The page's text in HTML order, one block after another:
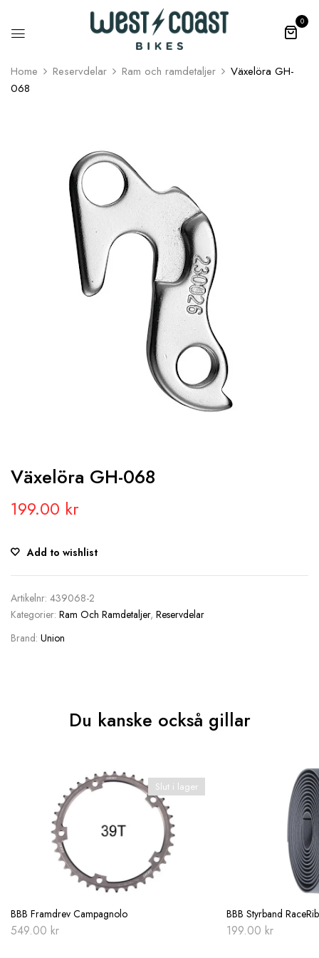
0
Home Reservdelar Ram och ramdetaljer
Växelöra GH-
068
Växelöra GH-068
199.00 kr
Add to wishlist
Artikelnr: 439068-2
Kategorier: Ram Och Ramdetaljer, Reservdelar
Brand: Union
Du kanske också gillar
Slut i lager
BBB Framdrev Campagnolo
549.00 kr
BBB Styrband
199.00 kr